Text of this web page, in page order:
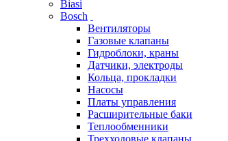
Biasi
Bosch
Вентиляторы
Газовые клапаны
Гидроблоки, краны
Датчики, электроды
Кольца, прокладки
Насосы
Платы управления
Расширительные баки
Теплообменники